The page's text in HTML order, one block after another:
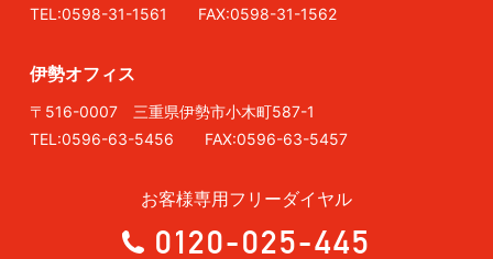
TEL:0598-31-1561 FAX:0598-31-1562
伊勢オフィス
〒516-0007 三重県伊勢市小木町587-1
TEL:0596-63-5456 FAX:0596-63-5457
お客様専用フリーダイヤル
0120-025-445